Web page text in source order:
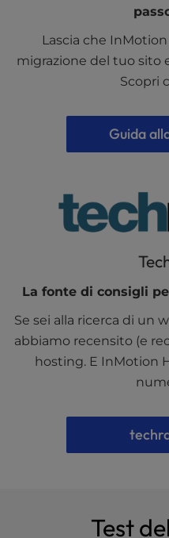
Lascia che
migrazione del tuo sito
Scopri
Guida
La fonte di consigli
Se sei alla ricerca di un
abbiamo recensito (e
hosting. E InMotion
Test